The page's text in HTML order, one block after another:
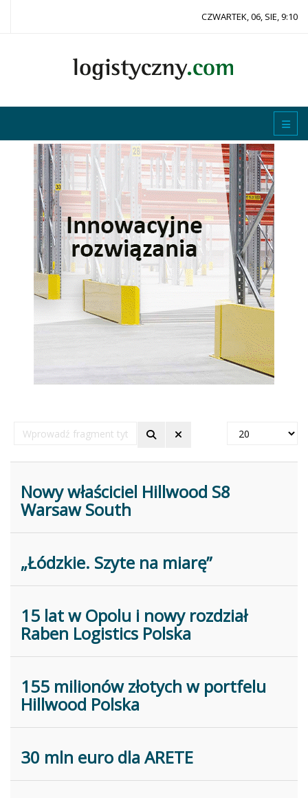
CZWARTEK, 06, SIE, 9:10
Wprowadź
fragment
Pokaż
Nowy właściciel Hillwood S8
Warsaw South
„Łódzkie. Szyte na miarę”
15 lat w Opolu i nowy rozdział
Raben Logistics Polska
155 milionów złotych w portfelu
Hillwood Polska
30 mln euro dla ARETE